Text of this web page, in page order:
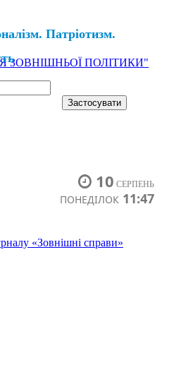
ЗОВНІШНЬОЇ ПОЛІТИКИ"
Патріотизм.
10 СЕРПЕНЬ
ПОНЕДІЛОК 11:47
«Зовнішні справи»